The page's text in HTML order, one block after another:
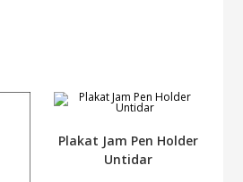
Plakat Jam Pen Holder
Untidar